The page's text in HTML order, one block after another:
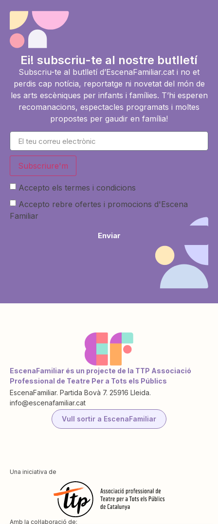
Ei! subscriu-te al nostre butlletí
Subscriu-te al butlletí d’EscenaFamiliar.cat i no et
perdis cap notícia, reportatge ni novetat del món de
les arts escèniques per infants i famílies. T’hi esperen
recomanacions, espectacles programats i moltes
propostes per gaudir en família!
Subscriure'm
Accepto els termes i condicions
Accepto rebre ofertes i promocions d'Escena
Familiar
Enviar
EscenaFamiliar és un projecte de la TTP Associació
Professional de Teatre Per a Tots els Públics
EscenaFamiliar. Partida Bovà 7. 25916 Lleida.
info@escenafamiliar.cat
Vull sortir a EscenaFamiliar
Una iniciativa de
Amb la col·laboració de: